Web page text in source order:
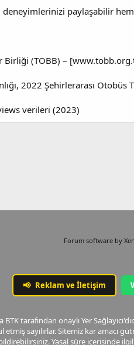
paylaşabilir
Birliği (TOBB) –
2022 Şehirlerarası Otobüs
verileri (2023)
Forum software by
📢 Reklam ve İletişim
BTK tarafından onaylı Yer
sayılırlar. Sitemiz kar amacı
Yasal süre içerisinde